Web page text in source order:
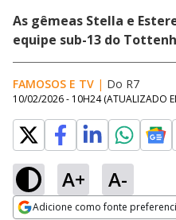
As gêmeas Stella e
equipe sub-13 do
FAMOSOS E TV | Do R7
10/02/2026 - 10H24 (ATUALIZADO
A+ A-
Adicione como fonte